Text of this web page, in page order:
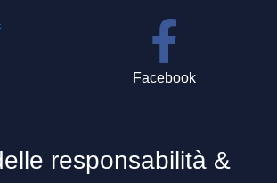
Facebook
responsabilità &